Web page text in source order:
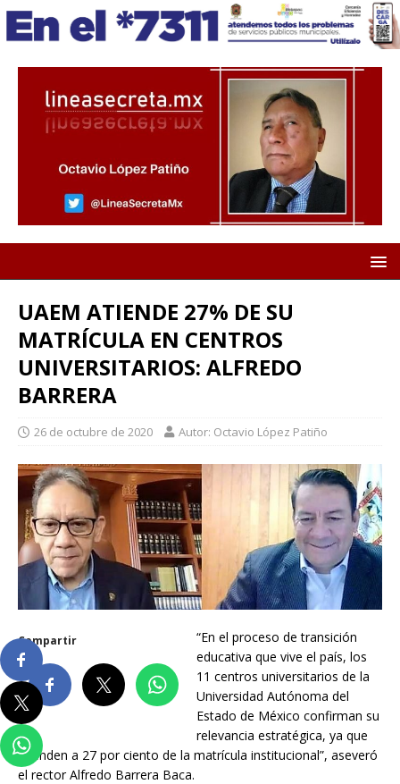
UAEM ATIENDE 27% DE SU
MATRÍCULA EN CENTROS
UNIVERSITARIOS: ALFREDO
BARRERA
26 de octubre de 2020 Autor: Octavio López Patiño
Compartir
“En el proceso de transición
educativa que vive el país, los
11 centros universitarios de la
Universidad Autónoma del
Estado de México confirman su
relevancia estratégica, ya que
atienden a 27 por ciento de la matrícula institucional”, aseveró
el rector Alfredo Barrera Baca.